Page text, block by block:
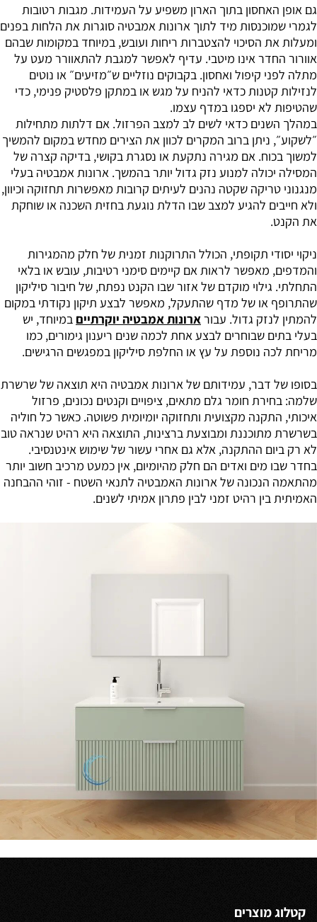
גם אופן האחסון בתוך הארון משפיע על העמידות. מגבות רטובות
לגמרי שמוכנסות מיד לתוך ארונות אמבטיה סוגרות את הלחות בפנים
ומעלות את הסיכוי להצטברות ריחות ועובש, במיוחד במקומות שבהם
אוורור החדר אינו מיטבי. עדיף לאפשר למגבת להתאוורר מעט על
מתלה לפני קיפול ואחסון. בקבוקים נוזליים ש״מזיעים״ או נוטים
לנזילות קטנות כדאי להניח על מגש או במתקן פלסטיק פנימי, כדי
שהטיפות לא יספגו במדף עצמו.
במהלך השנים כדאי לשים לב למצב הפרזול. אם דלתות מתחילות
״לשקוע״, ניתן ברוב המקרים לכוון את הצירים מחדש במקום להמשיך
למשוך בכוח. אם מגירה נתקעת או נסגרת בקושי, בדיקה קצרה של
המסילה יכולה למנוע נזק גדול יותר בהמשך. ארונות אמבטיה בעלי
מנגנוני טריקה שקטה נהנים לעיתים קרובות מאפשרות תחזוקה וכיוון,
ולא חייבים להגיע למצב שבו הדלת נוגעת בחזית השכנה או שוחקת
את הקנט.
ניקוי יסודי תקופתי, הכולל התרוקנות זמנית של חלק מהמגירות
והמדפים, מאפשר לראות אם קיימים סימני רטיבות, עובש או בלאי
התחלתי. גילוי מוקדם של אזור שבו הקנט נפתח, של חיבור סיליקון
שהתרופף או של מדף שהתעקל, מאפשר לבצע תיקון נקודתי במקום
להמתין לנזק גדול. עבורארונות אמבטיה יוקרתיים במיוחד, יש
בעלי בתים שבוחרים לבצע אחת לכמה שנים ריענון גימורים, כמו
מריחת לכה נוספת על עץ או החלפת סיליקון במפגשים הרגישים.
בסופו של דבר, עמידותם של ארונות אמבטיה היא תוצאה של שרשרת
שלמה: בחירת חומר גלם מתאים, ציפויים וקנטים נכונים, פרזול
איכותי, התקנה מקצועית ותחזוקה יומיומית פשוטה. כאשר כל חוליה
בשרשרת מתוכננת ומבוצעת ברצינות, התוצאה היא רהיט שנראה טוב
לא רק ביום ההתקנה, אלא גם אחרי עשור של שימוש אינטנסיבי.
בחדר שבו מים ואדים הם חלק מהיומיום, אין כמעט מרכיב חשוב יותר
מהתאמה הנכונה של ארונות האמבטיה לתנאי השטח - זוהי ההבחנה
האמיתית בין רהיט זמני לבין פתרון אמיתי לשנים.
קטלוג מוצרים